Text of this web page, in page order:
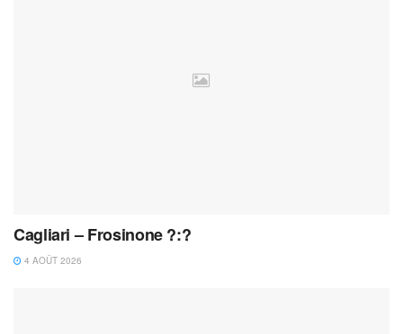
Cagliari – Frosinone ?:?
4 AOÛT 2026